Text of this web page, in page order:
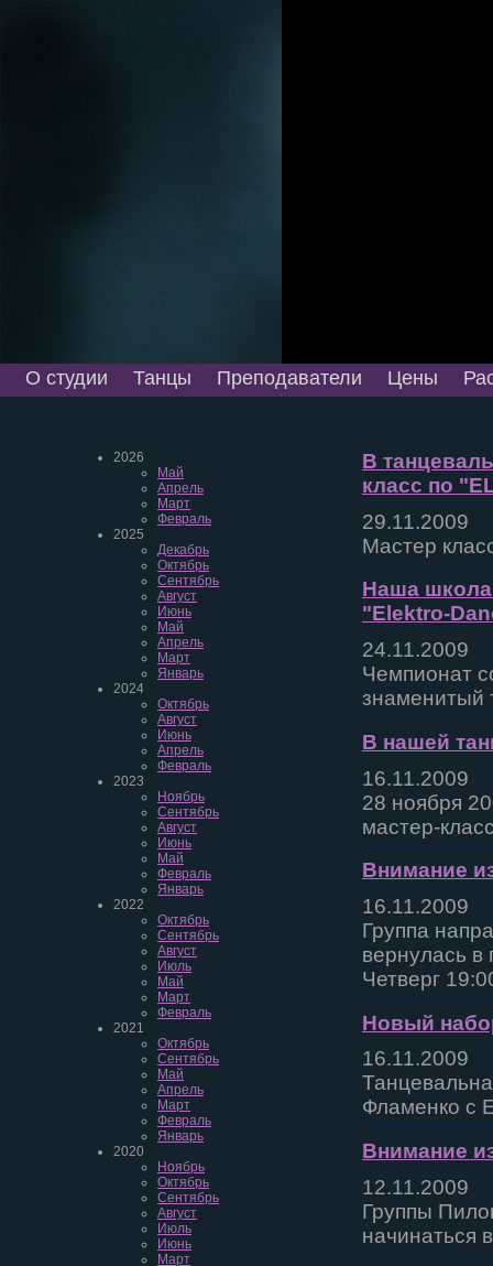
О студии Танцы Преподаватели Цены
2026
Май
Апрель
Март
Февраль
2025
Декабрь
Октябрь
Сентябрь
Август
Июнь
Май
Апрель
Март
Январь
2024
Октябрь
Август
Июнь
Апрель
Февраль
2023
Ноябрь
Сентябрь
Август
Июнь
Май
Февраль
Январь
2022
Октябрь
Сентябрь
Август
Июль
Май
Март
Февраль
2021
Октябрь
Сентябрь
Май
Апрель
Март
Февраль
Январь
2020
Ноябрь
Октябрь
Сентябрь
Август
Июль
Июнь
Март
В
класс по
29.11.2009
Мастер
Наша школа
"Elektro-
24.11.2009
Чемпионат
знаменитый
В нашей
16.11.2009
28 ноября
мастер-
Внимание
16.11.2009
Группа
вернулась
Четверг
Новый
16.11.2009
Фламенко с
Внимание
12.11.2009
Группы
начинаться